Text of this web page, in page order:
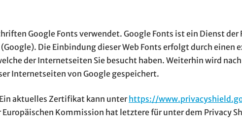
Google Fonts verwendet. Google Fonts ist ein Dienst der
Die Einbindung dieser Web Fonts erfolgt durch einen
der Internetseiten Sie besucht haben. Weiterhin wird
Internetseiten von Google gespeichert.
aktuelles Zertifikat kann unter https://
Kommission hat letztere für unter dem Privacy